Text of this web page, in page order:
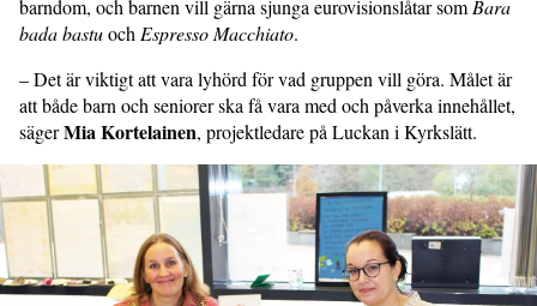
barndom, och barnen vill gärna sjunga eurovisionslåtar som Bara
bada bastuoch Espresso Macchiato.
– Det är viktigt att vara lyhörd för vad gruppen vill göra. Målet är
att både barn och seniorer ska få vara med och påverka innehållet,
sägerMia Kortelainen, projektledare på Luckan i Kyrkslätt.